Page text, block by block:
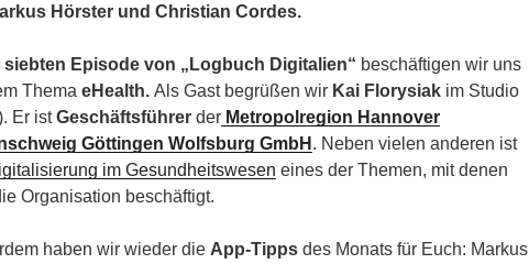
Hörster und Christian Cordes.
siebten Episode von „Logbuch Digitalien“ beschäftigen wir uns
Thema eHealth. Als Gast begrüßen wir Kai Florysiak im Studio
Er istGeschäftsführer der Metropolregion Hannover
Göttingen Wolfsburg GmbH . Neben vielen anderen ist
im Gesundheitswesen eines der Themen, mit denen
Organisation beschäftigt.
haben wir wieder die App-Tipps des Monats für Euch: Markus